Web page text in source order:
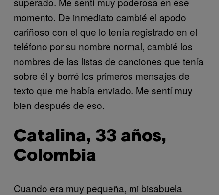
momento. De inmediato cambié el apodo
cariñoso con el que lo tenía registrado en el
teléfono por su nombre normal, cambié los
nombres de las listas de canciones que tenía
sobre él y borré los primeros mensajes de
texto que me había enviado. Me sentí muy
bien después de eso.
Catalina, 33 años,
Colombia
Cuando era muy pequeña, mi bisabuela